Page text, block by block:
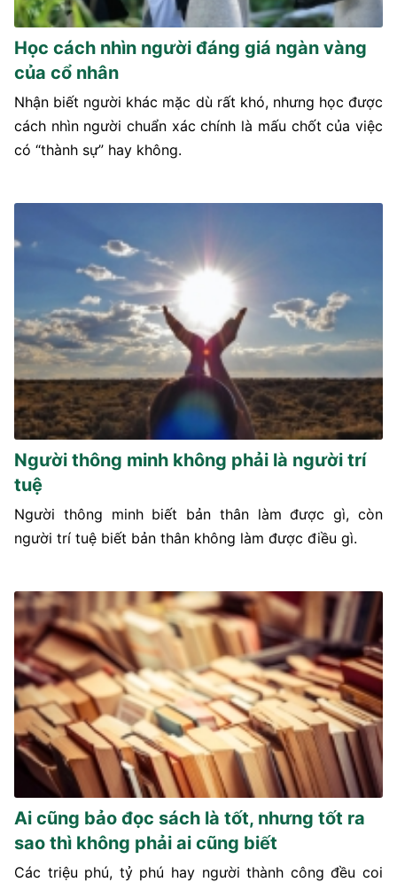
Học cách nhìn người đáng giá ngàn vàng
của cổ nhân
Nhận biết người khác mặc dù rất khó, nhưng học được
cách nhìn người chuẩn xác chính là mấu chốt của việc
có “thành sự” hay không.
Người thông minh không phải là người trí
tuệ
Người thông minh biết bản thân làm được gì, còn
người trí tuệ biết bản thân không làm được điều gì.
Ai cũng bảo đọc sách là tốt, nhưng tốt ra
sao thì không phải ai cũng biết
Các triệu phú, tỷ phú hay người thành công đều coi